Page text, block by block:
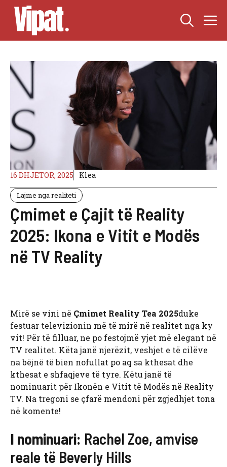
Skip
content
16 DHJETOR, 2025 Klea
Lajme nga realiteti
Çmimet e Çajit të Reality
2025: Ikona e Vitit e Modës
në TV Reality
Mirë se vini në Çmimet Reality Tea 2025duke
festuar televizionin më të mirë në realitet nga ky
vit! Për të filluar, ne po festojmë yjet më elegant në
TV realitet. Këta janë njerëzit, veshjet e të cilëve
na bëjnë të bien nofullat po aq sa kthesat dhe
kthesat e shfaqjeve të tyre. Këtu janë të
nominuarit për Ikonën e Vitit të Modës në Reality
TV. Na tregoni se çfarë mendoni për zgjedhjet tona
në komente!
I nominuari: Rachel Zoe, amvise
reale të Beverly Hills